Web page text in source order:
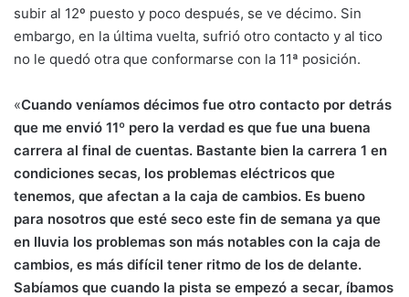
subir al 12º puesto y poco después, se ve décimo. Sin
embargo, en la última vuelta, sufrió otro contacto y al tico
no le quedó otra que conformarse con la 11ª posición.
«Cuando veníamos décimos fue otro contacto por detrás
que me envió 11º pero la verdad es que fue una buena
carrera al final de cuentas. Bastante bien la carrera 1 en
condiciones secas, los problemas eléctricos que
tenemos, que afectan a la caja de cambios. Es bueno
para nosotros que esté seco este fin de semana ya que
en lluvia los problemas son más notables con la caja de
cambios, es más difícil tener ritmo de los de delante.
Sabíamos que cuando la pista se empezó a secar, íbamos